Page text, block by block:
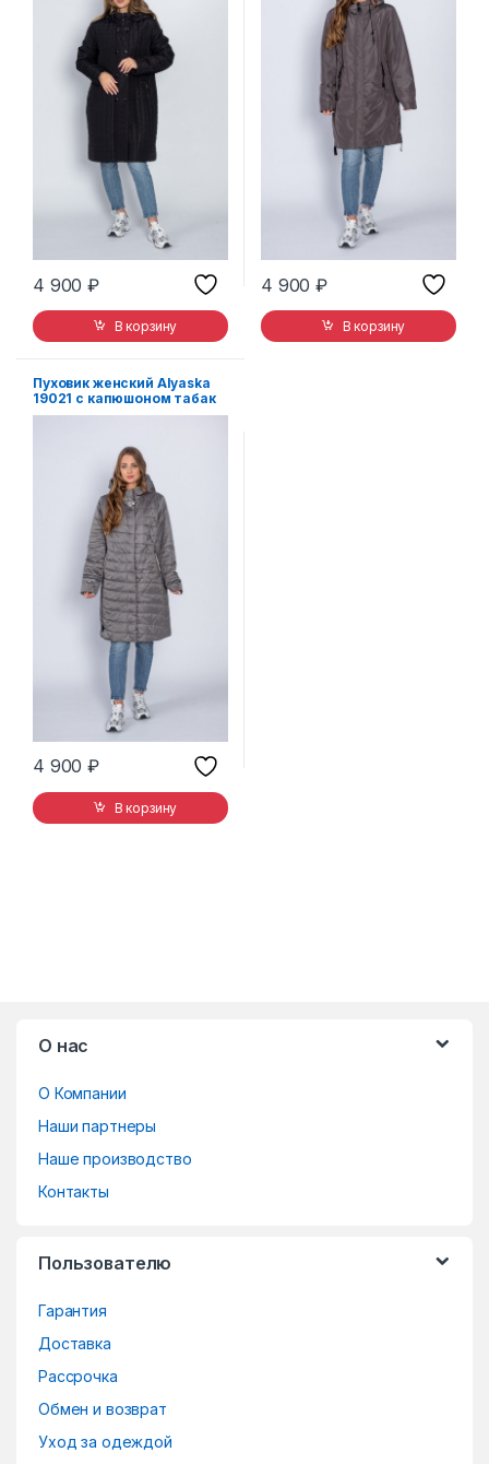
4 900₽
В корзину
4 900₽
В корзину
Пуховик женский Alyaska
19021 с капюшоном табак
4 900₽
В корзину
О нас
О Компании
Наши партнеры
Наше производство
Контакты
Пользователю
Гарантия
Доставка
Рассрочка
Обмен и возврат
Уход за одеждой